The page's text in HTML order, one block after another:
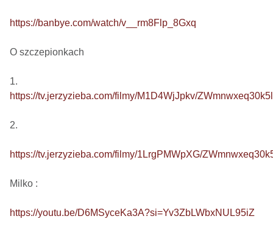
https://banbye.com/watch/v__rm8Flp_8Gxq
O szczepionkach
https://tv.jerzyzieba.com/filmy/M1D4WjJpkv/
2.
https://tv.jerzyzieba.com/filmy/1LrgPMWpXG/
Milko :
https://youtu.be/D6MSyceKa3A?si=Yv3ZbLWbxNUL95iZ